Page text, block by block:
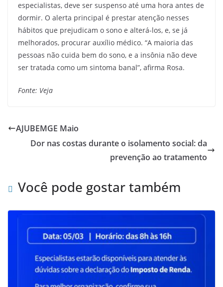
especialistas, deve ser suspenso até uma hora antes de
dormir. O alerta principal é prestar atenção nesses
hábitos que prejudicam o sono e alterá-los, e, se já
melhorados, procurar auxílio médico. “A maioria das
pessoas não cuida bem do sono, e a insônia não deve
ser tratada como um sintoma banal”, afirma Rosa.
Fonte: Veja
AJUBEMGE Maio
Dor nas costas durante o isolamento social: da
prevenção ao tratamento
Você pode gostar também